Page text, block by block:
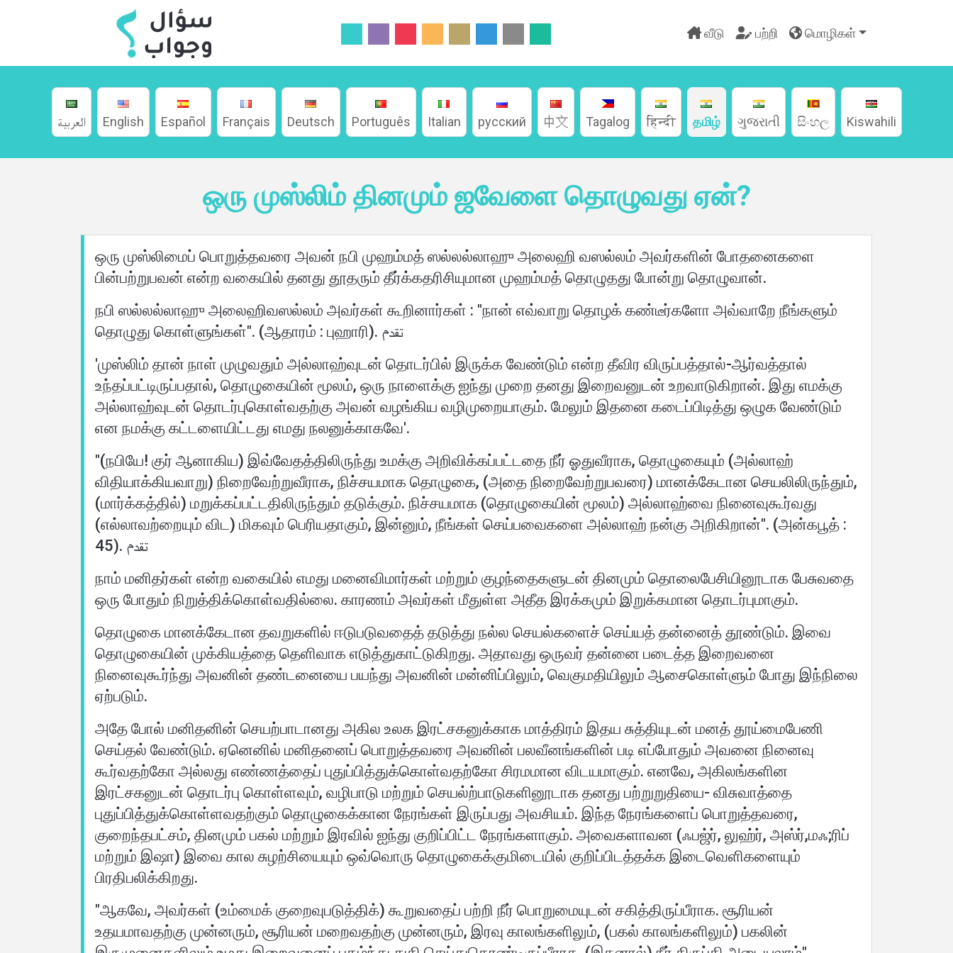
வீடு பற்றி மொழிகள்
العربية English Español Français Deutsch Português Italian русский 中文 Tagalog हिन्दी தமிழ் ગુજરાતી සිංහල Kiswahili
ஒரு முஸ்லிம் தினமும் ஜவேளை தொழுவது ஏன்?
ஒரு முஸ்லிமைப் பொறுத்தவரை அவன் நபி முஹம்மத் ஸல்லல்லாஹு அலைஹி வஸல்லம் அவர்களின் போதனைகளை
பின்பற்றுபவன் என்ற வகையில் தனது தூதரும் தீர்க்கதரிசியுமான முஹம்மத் தொழுதது போன்று தொழுவான்.
நபி ஸல்லல்லாஹு அலைஹிவஸல்லம் அவர்கள் கூறினார்கள் : "நான் எவ்வாறு தொழக் கண்டீர்களோ அவ்வாறே நீங்களும்
தொழுது கொள்ளுங்கள்". (ஆதாரம் : புஹாரி). تقدم
'முஸ்லிம் தான் நாள் முழுவதும் அல்லாஹ்வுடன் தொடர்பில் இருக்க வேண்டும் என்ற தீவிர விருப்பத்தால்-ஆர்வத்தால்
உந்தப்பட்டிருப்பதால், தொழுகையின் மூலம், ஒரு நாளைக்கு ஐந்து முறை தனது இறைவனுடன் உறவாடுகிறான். இது எமக்கு
அல்லாஹ்வுடன் தொடர்புகொள்வதற்கு அவன் வழங்கிய வழிமுறையாகும். மேலும் இதனை கடைப்பிடித்து ஒழுக வேண்டும்
என நமக்கு கட்டளையிட்டது எமது நலனுக்காகவே'.
"(நபியே! குர் ஆனாகிய) இவ்வேதத்திலிருந்து உமக்கு அறிவிக்கப்பட்டதை நீர் ஓதுவீராக, தொழுகையும் (அல்லாஹ்
விதியாக்கியவாறு) நிறைவேற்றுவீராக, நிச்சயமாக தொழுகை, (அதை நிறைவேற்றுபவரை) மானக்கேடான செயலிலிருந்தும்,
(மார்க்கத்தில்) மறுக்கப்பட்டதிலிருந்தும் தடுக்கும். நிச்சயமாக (தொழுகையின் மூலம்) அல்லாஹ்வை நினைவுகூர்வது
(எல்லாவற்றையும் விட) மிகவும் பெரியதாகும், இன்னும், நீங்கள் செய்பவைகளை அல்லாஹ் நன்கு அறிகிறான்". (அன்கபூத் :
45). تقدم
நாம் மனிதர்கள் என்ற வகையில் எமது மனைவிமார்கள் மற்றும் குழந்தைகளுடன் தினமும் தொலைபேசியினூடாக பேசுவதை
ஒரு போதும் நிறுத்திக்கொள்வதில்லை. காரணம் அவர்கள் மீதுள்ள அதீத இரக்கமும் இறுக்கமான தொடர்புமாகும்.
தொழுகை மானக்கேடான தவறுகளில் ஈடுபடுவதைத் தடுத்து நல்ல செயல்களைச் செய்யத் தன்னைத் தூண்டும். இவை
தொழுகையின் முக்கியத்தை தெளிவாக எடுத்துகாட்டுகிறது. அதாவது ஒருவர் தன்னை படைத்த இறைவனை
நினைவுகூர்ந்து அவனின் தண்டனையை பயந்து அவனின் மன்னிப்பிலும், வெகுமதியிலும் ஆசைகொள்ளும் போது இந்நிலை
ஏற்படும்.
அதே போல் மனிதனின் செயற்பாடானது அகில உலக இரட்சகனுக்காக மாத்திரம் இதய சுத்தியுடன் மனத் தூய்மைபேணி
செய்தல் வேண்டும். ஏனெனில் மனிதனைப் பொறுத்தவரை அவனின் பலவீனங்களின் படி எப்போதும் அவனை நினைவு
கூர்வதற்கோ அல்லது எண்ணத்தைப் புதுப்பித்துக்கொள்வதற்கோ சிரமமான விடயமாகும். எனவே, அகிலங்களின
இரட்சகனுடன் தொடர்பு கொள்ளவும், வழிபாடு மற்றும் செயல்ற்பாடுகளினூடாக தனது பற்றுறுதியை- விசுவாத்தை
புதுப்பித்துக்கொள்ளவதற்கும் தொழுகைக்கான நேரங்கள் இருப்பது அவசியம். இந்த நேரங்களைப் பொறுத்தவரை,
குறைந்தபட்சம், தினமும் பகல் மற்றும் இரவில் ஐந்து குறிப்பிட்ட நேரங்களாகும். அவைகளாவன (ஃபஜ்ர், லுஹ்ர், அஸ்ர்,மஃ;ரிப்
மற்றும் இஷா) இவை கால சுழற்சியையும் ஒவ்வொரு தொழுகைக்குமிடையில் குறிப்பிடத்தக்க இடைவெளிகளையும்
பிரதிபலிக்கிறது.
"ஆகவே, அவர்கள் (உம்மைக் குறைவுபடுத்திக்) கூறுவதைப் பற்றி நீர் பொறுமையுடன் சகித்திருப்பீராக. சூரியன்
உதயமாவதற்கு முன்னரும், சூரியன் மறைவதற்கு முன்னரும், இரவு காலங்களிலும், (பகல் காலங்களிலும்) பகலின்